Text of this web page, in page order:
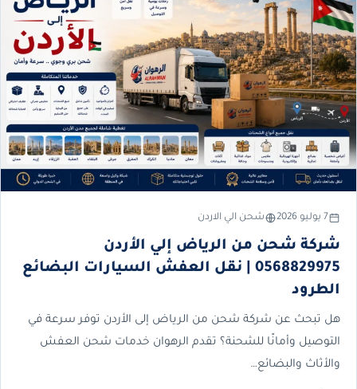
7 يوليو 2026 شحن الي الاردن
شركة شحن من الرياض إلي الأردن
0568829975 | نقل العفش السيارات البضائع
الطرود
هل تبحث عن شركة شحن من الرياض إلى الأردن توفر سرعة في
التوصيل وأمانًا للشحنة؟ تقدم الرهوان خدمات شحن العفش
والأثاث والبضائع…